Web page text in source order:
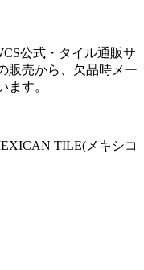
公式・タイル通販サ
販売から、欠品時メー
ます。